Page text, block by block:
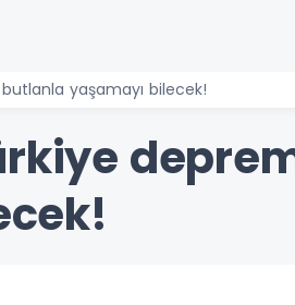
butlanla yaşamayı bilecek!